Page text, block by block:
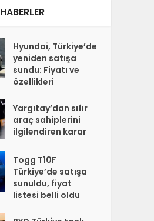
HABERLER
Hyundai, Türkiye’de
yeniden satışa
sundu: Fiyatı ve
özellikleri
Yargıtay’dan sıfır
araç sahiplerini
ilgilendiren karar
Togg T10F
Türkiye’de satışa
sunuldu, fiyat
listesi belli oldu